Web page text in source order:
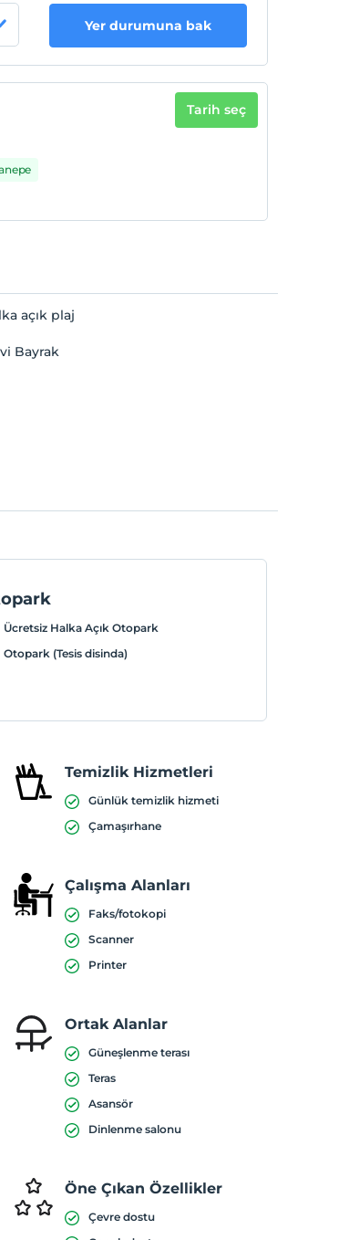
Yer durumuna bak
Tarih seç
açık plaj
Bayrak
Ücretsiz Halka Açık Otopark
Otopark (Tesis disinda)
Temizlik Hizmetleri
Günlük temizlik hizmeti
Çamaşırhane
Çalışma Alanları
Faks/fotokopi
Scanner
Printer
Ortak Alanlar
Güneşlenme terası
Teras
Asansör
Dinlenme salonu
Öne Çıkan Özellikler
Çevre dostu